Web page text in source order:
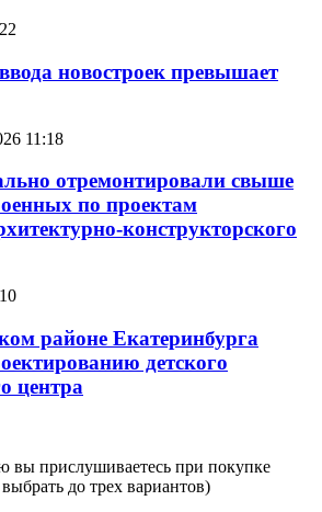
новостроек превышает
11:18
отремонтировали свыше
по проектам
конструкторского
районе Екатеринбурга
детского
центра
вы прислушиваетесь при покупке
до трех вариантов)